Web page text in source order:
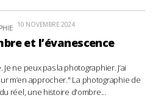
10 NOVEMBRE 2024
et l’évanescence
ne peux pas la photographier. J’ai
m’en approcher." La photographie de
réel, une histoire d'ombre...